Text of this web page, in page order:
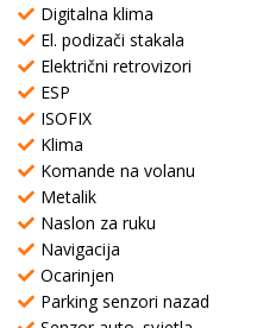
Digitalna klima
El. podizači stakala
Električni retrovizori
ESP
ISOFIX
Klima
Komande na volanu
Metalik
Naslon za ruku
Navigacija
Ocarinjen
Parking senzori nazad